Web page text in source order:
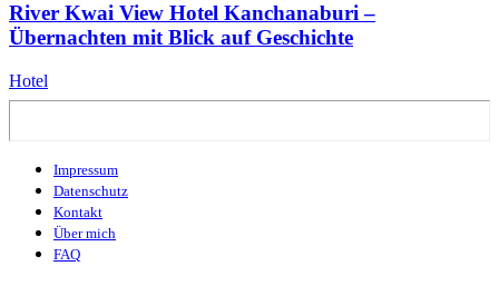
River Kwai View Hotel Kanchanaburi –
Übernachten mit Blick auf Geschichte
Hotel
Impressum
Datenschutz
Kontakt
Über mich
FAQ